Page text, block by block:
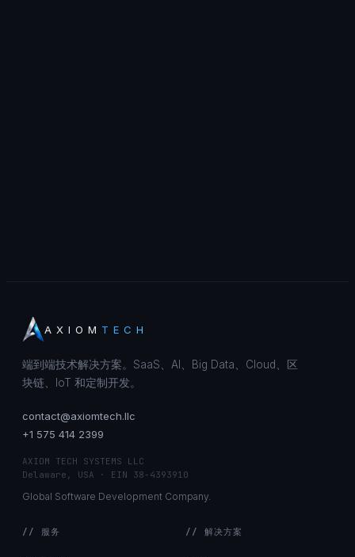
AXIOM TECH
端到端技术解决方案。SaaS、AI、Big Data、Cloud、区
块链、IoT 和定制开发。
contact@axiomtech.llc
+1 575 414 2399
AXIOM TECH SYSTEMS LLC
Delaware, USA · EIN 38-4393910
Global Software Development Company.
// 服务 // 解决方案